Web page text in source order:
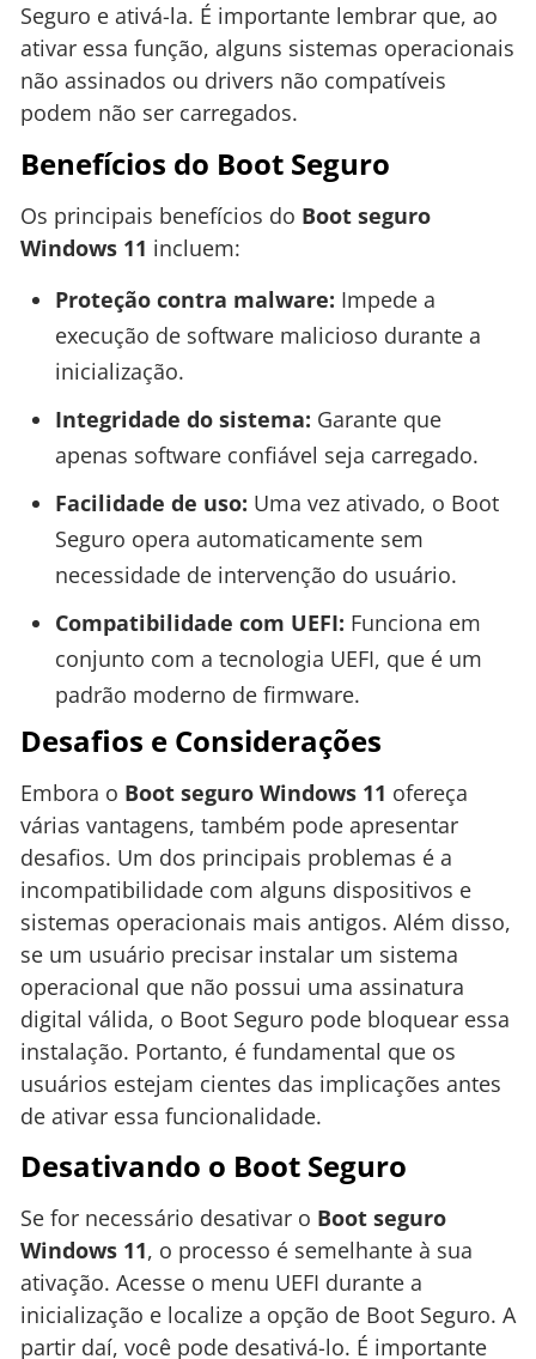
Seguro e ativá-la. É importante lembrar que, ao
ativar essa função, alguns sistemas operacionais
não assinados ou drivers não compatíveis
podem não ser carregados.
Benefícios do Boot Seguro
Os principais benefícios do Boot seguro
Windows 11 incluem:
Proteção contra malware: Impede a
execução de software malicioso durante a
inicialização.
Integridade do sistema: Garante que
apenas software confiável seja carregado.
Facilidade de uso: Uma vez ativado, o Boot
Seguro opera automaticamente sem
necessidade de intervenção do usuário.
Compatibilidade com UEFI: Funciona em
conjunto com a tecnologia UEFI, que é um
padrão moderno de firmware.
Desafios e Considerações
Embora o Boot seguro Windows 11 ofereça
várias vantagens, também pode apresentar
desafios. Um dos principais problemas é a
incompatibilidade com alguns dispositivos e
sistemas operacionais mais antigos. Além disso,
se um usuário precisar instalar um sistema
operacional que não possui uma assinatura
digital válida, o Boot Seguro pode bloquear essa
instalação. Portanto, é fundamental que os
usuários estejam cientes das implicações antes
de ativar essa funcionalidade.
Desativando o Boot Seguro
Se for necessário desativar o Boot seguro
Windows 11, o processo é semelhante à sua
ativação. Acesse o menu UEFI durante a
inicialização e localize a opção de Boot Seguro. A
partir daí, você pode desativá-lo. É importante